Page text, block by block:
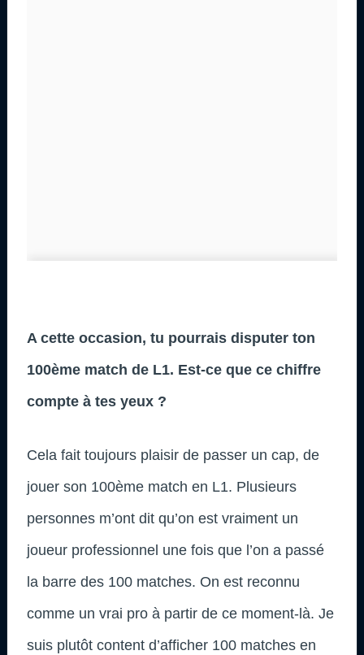
A cette occasion, tu pourrais disputer ton
100ème match de L1. Est-ce que ce chiffre
compte à tes yeux ?
Cela fait toujours plaisir de passer un cap, de
jouer son 100ème match en L1. Plusieurs
personnes m’ont dit qu’on est vraiment un
joueur professionnel une fois que l’on a passé
la barre des 100 matches. On est reconnu
comme un vrai pro à partir de ce moment-là. Je
suis plutôt content d’afficher 100 matches en